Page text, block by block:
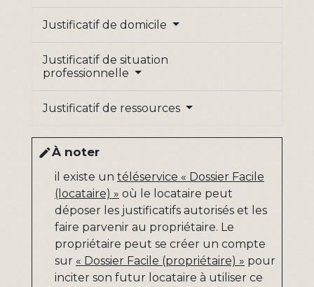
Justificatif de domicile
Justificatif de situation
professionnelle
Justificatif de ressources
editÀ noter
il existe un téléservice « Dossier Facile
(locataire) » où le locataire peut
déposer les justificatifs autorisés et les
faire parvenir au propriétaire. Le
propriétaire peut se créer un compte
sur « Dossier Facile (propriétaire) » pour
inciter son futur locataire à utiliser ce